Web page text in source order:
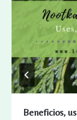
Beneficios,